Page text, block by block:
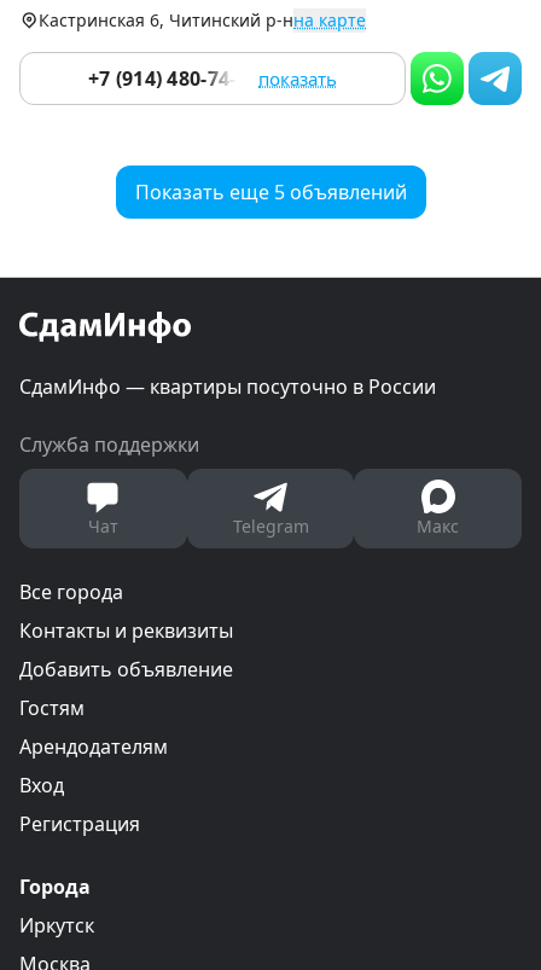
Кастринская 6, Читинский р-нна карте
+7 (914) 480-74-76 показать
Показать еще 5 объявлений
СдамИнфо — квартиры посуточно в России
Служба поддержки
Чат Telegram Макс
Все города
Контакты и реквизиты
Добавить объявление
Гостям
Арендодателям
Вход
Регистрация
Города
Иркутск
Москва